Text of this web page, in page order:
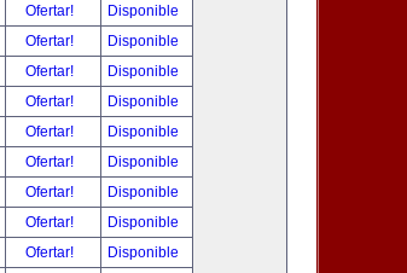
Ofertar!
Disponible
Ofertar!
Disponible
Ofertar!
Disponible
Ofertar!
Disponible
Ofertar!
Disponible
Ofertar!
Disponible
Ofertar!
Disponible
Ofertar!
Disponible
Ofertar!
Disponible